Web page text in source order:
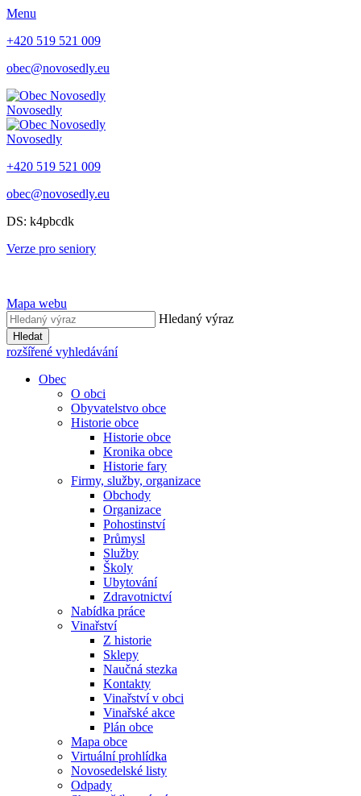
Menu
+420 519 521 009
obec@novosedly.eu
Novosedly
Novosedly
+420 519 521 009
obec@novosedly.eu
DS: k4pbcdk
Verze pro seniory
Mapa webu
Hledaný výraz
Hledat
rozšířené vyhledávání
Obec
O obci
Obyvatelstvo obce
Historie obce
Historie obce
Kronika obce
Historie fary
Firmy, služby, organizace
Obchody
Organizace
Pohostinství
Průmysl
Služby
Školy
Ubytování
Zdravotnictví
Nabídka práce
Vinařství
Z historie
Sklepy
Naučná stezka
Kontakty
Vinařství v obci
Vinařské akce
Plán obce
Mapa obce
Virtuální prohlídka
Novosedelské listy
Odpady